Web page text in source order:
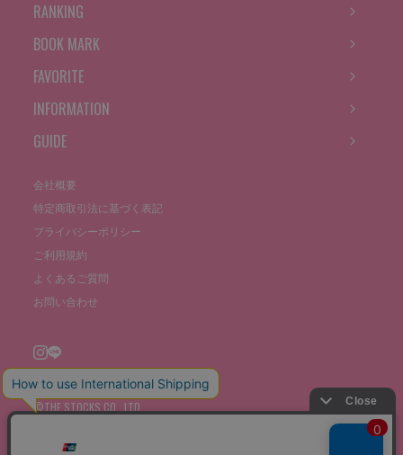
RANKING
BOOK MARK
FAVORITE
INFORMATION
GUIDE
会社概要
特定商取引法に基づく表記
プライバシーポリシー
ご利用規約
よくあるご質問
お問い合わせ
©THE STOCKS CO., LTD